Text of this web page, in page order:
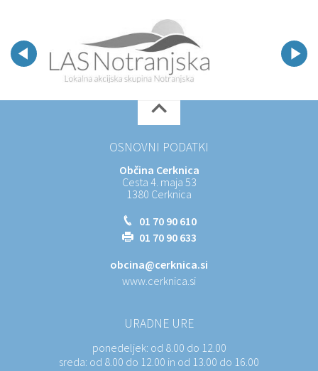
OSNOVNI PODATKI
Občina Cerknica
Cesta 4. maja 53
1380 Cerknica
01 70 90 610
01 70 90 633
obcina@cerknica.si
www.cerknica.si
URADNE URE
ponedeljek: od 8.00 do 12.00
sreda: od 8.00 do 12.00 in od 13.00 do 16.00